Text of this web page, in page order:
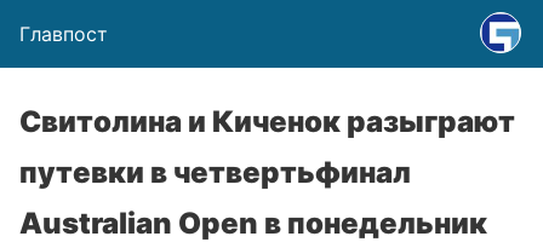
Главпост
Свитолина и Киченок разыграют
путевки в четвертьфинал
Australian Open в понедельник